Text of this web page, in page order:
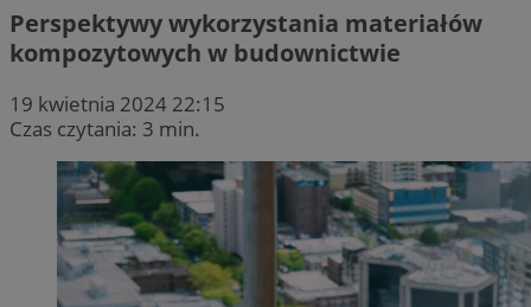
Perspektywy wykorzystania materiałów
kompozytowych w budownictwie
19 kwietnia 2024 22:15
Czas czytania: 3 min.